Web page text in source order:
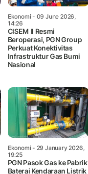
Ekonomi- 09 June 2026,
14:26
CISEM II Resmi
Beroperasi, PGN Group
Perkuat Konektivitas
Infrastruktur Gas Bumi
Nasional
Ekonomi- 29 January 2026,
19:25
PGN Pasok Gas ke Pabrik
Baterai Kendaraan Listrik